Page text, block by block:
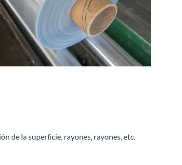
de la superficie, rayones, rayones, etc.